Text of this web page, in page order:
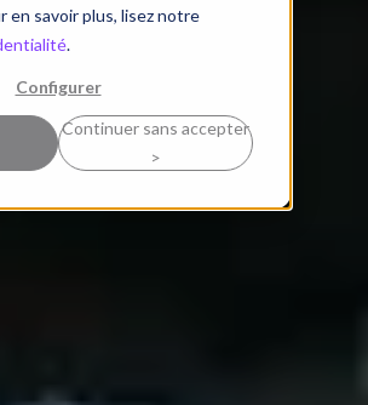
en savoir plus, lisez notre
.
Configurer
Continuer sans accepter
>